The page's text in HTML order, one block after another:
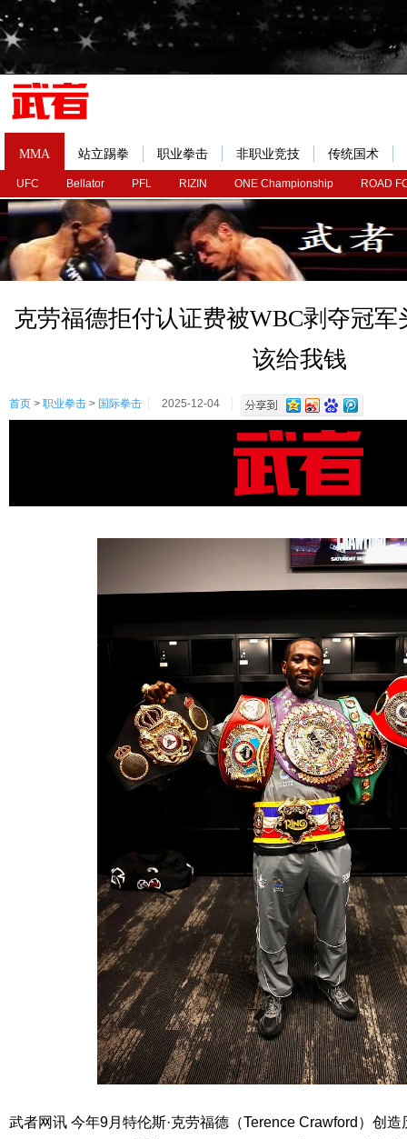
MMA
UFC Bellator PFL RIZIN ONE Championship ROAD
站立踢拳 职业拳击 非职业竞技 传统国术
克劳福德拒付认证费被WBC剥夺冠
该给我钱
首页 > 职业拳击 > 国际拳击 2025-12-04
武者网讯 今年9月特伦斯·克劳福德（Terence Crawford）创造